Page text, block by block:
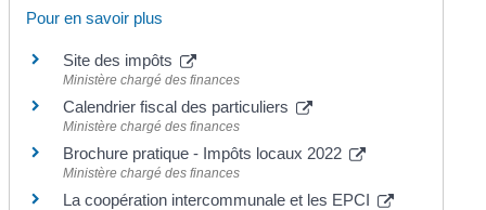
Pour en savoir plus
Site des impôts
Ministère chargé des finances
Calendrier fiscal des particuliers
Ministère chargé des finances
Brochure pratique - Impôts locaux 2022
Ministère chargé des finances
La coopération intercommunale et les EPCI